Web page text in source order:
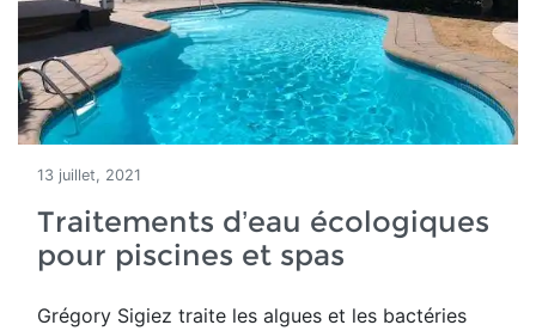
13 juillet, 2021
Traitements d’eau écologiques
pour piscines et spas
Grégory Sigiez traite les algues et les bactéries